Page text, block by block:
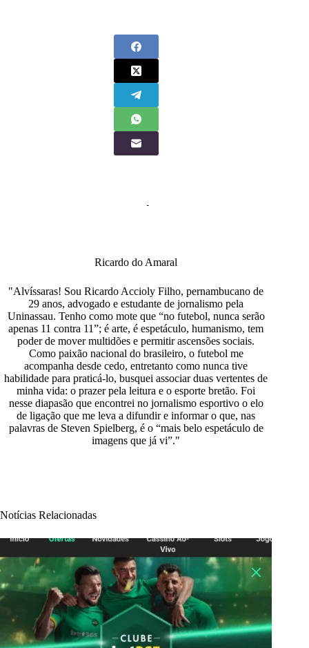
Ricardo do Amaral
"Alvíssaras! Sou Ricardo Accioly Filho, pernambucano de
29 anos, advogado e estudante de jornalismo pela
Uninassau. Tenho como mote que “no futebol, nunca serão
apenas 11 contra 11”; é arte, é espetáculo, humanismo, tem
poder de mover multidões e permitir ascensões sociais.
Como paixão nacional do brasileiro, o futebol me
acompanha desde cedo, entretanto como nunca tive
habilidade para praticá-lo, busquei associar duas vertentes de
minha vida: o prazer pela leitura e o esporte bretão. Foi
nesse diapasão que encontrei no jornalismo esportivo o elo
de ligação que me leva a difundir e informar o que, nas
palavras de Steven Spielberg, é o “mais belo espetáculo de
imagens que já vi”."
Notícias Relacionadas